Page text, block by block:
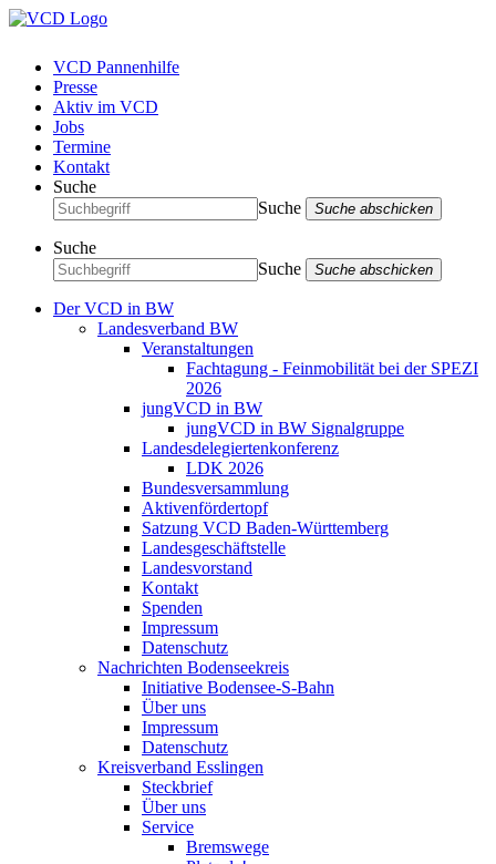
VCD Pannenhilfe
Presse
Aktiv im VCD
Jobs
Termine
Kontakt
Suche
Suche
Suche abschicken
Suche
Suche
Suche abschicken
Der VCD in BW
Landesverband BW
Veranstaltungen
Fachtagung - Feinmobilität bei der SPEZI
2026
jungVCD in BW
jungVCD in BW Signalgruppe
Landesdelegiertenkonferenz
LDK 2026
Bundesversammlung
Aktivenfördertopf
Satzung VCD Baden-Württemberg
Landesgeschäftstelle
Landesvorstand
Kontakt
Spenden
Impressum
Datenschutz
Nachrichten Bodenseekreis
Initiative Bodensee-S-Bahn
Über uns
Impressum
Datenschutz
Kreisverband Esslingen
Steckbrief
Über uns
Service
Bremswege